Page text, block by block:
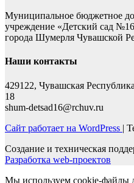
Муниципальное бюджетное
учреждение «Детский сад
города Шумерля Чувашской
Наши контакты
429122, Чувашская
18
shum-detsad16@rchuv.ru
Сайт работает на WordPress |
Создание и техническая
Разработка web-проектов
Мы используем cookie-файлы